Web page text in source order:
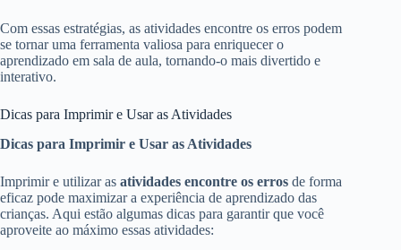
Com essas estratégias, as atividades encontre os erros podem
se tornar uma ferramenta valiosa para enriquecer o
aprendizado em sala de aula, tornando-o mais divertido e
interativo.
Dicas para Imprimir e Usar as Atividades
Dicas para Imprimir e Usar as Atividades
Imprimir e utilizar as atividades encontre os erros de forma
eficaz pode maximizar a experiência de aprendizado das
crianças. Aqui estão algumas dicas para garantir que você
aproveite ao máximo essas atividades: